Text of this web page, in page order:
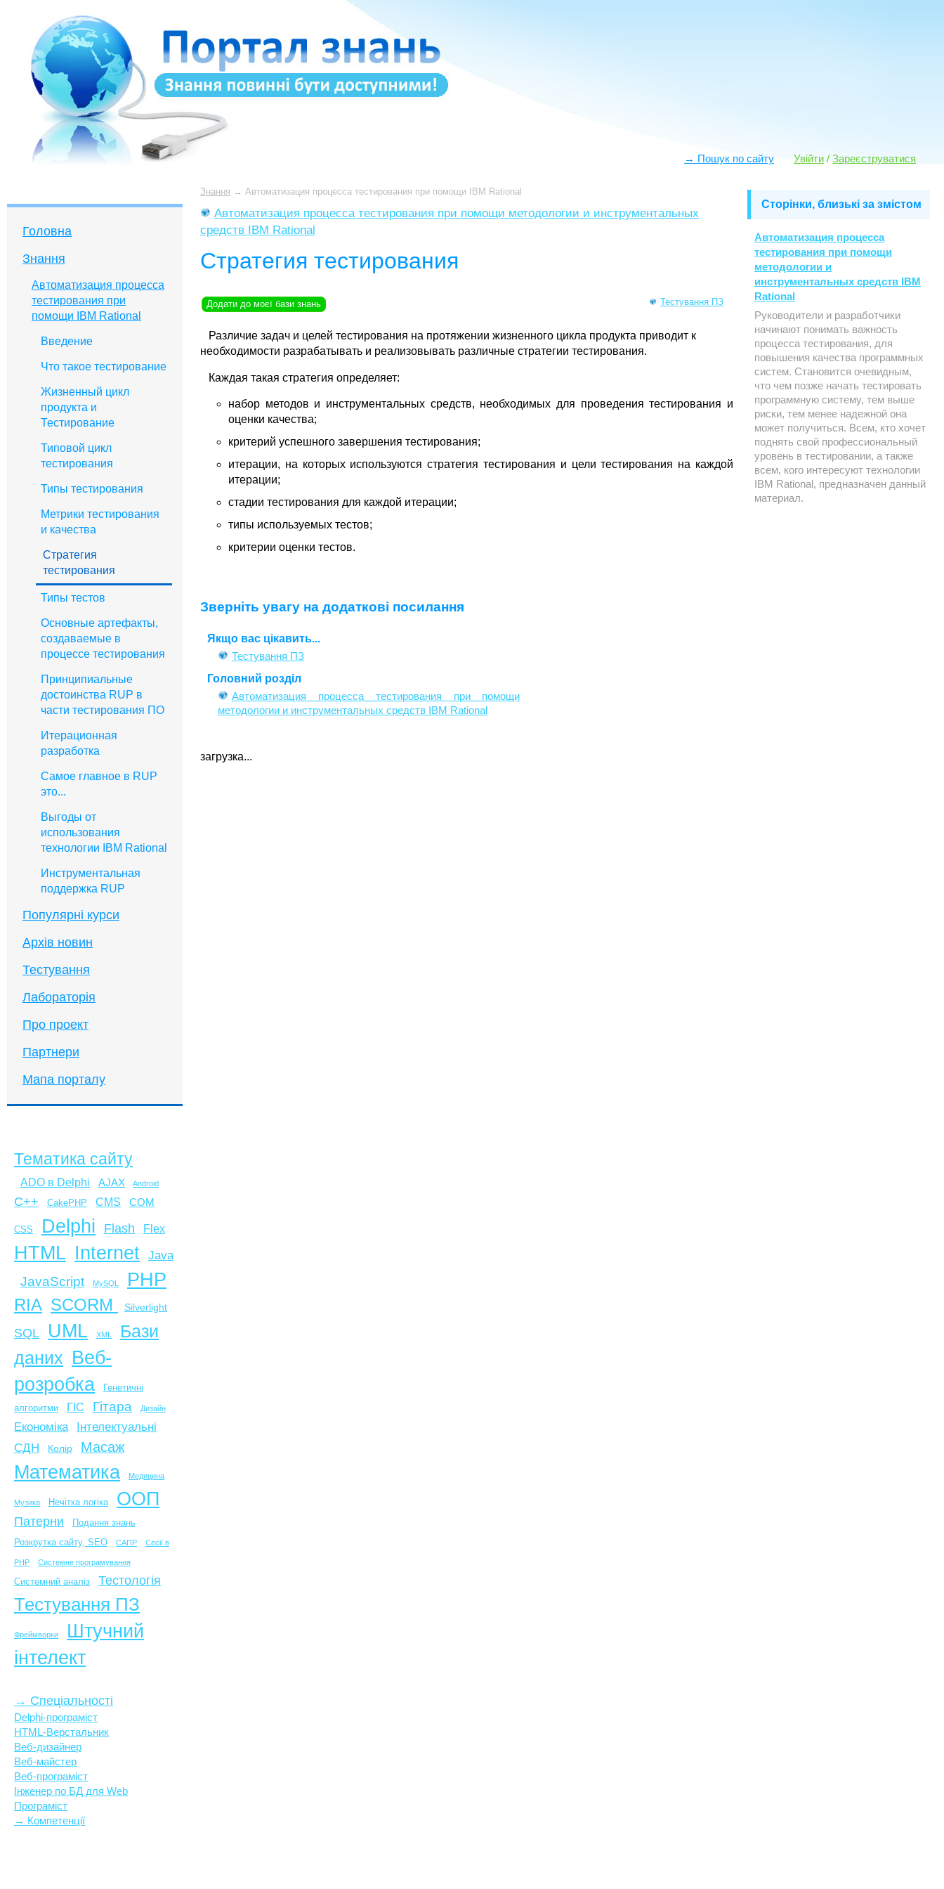
→ Пошук по сайту Увійти / Зареєструватися
Головна
Знання
Автоматизация процесса
тестирования при
помощи IBM Rational
Введение
Что такое тестирование
Жизненный цикл
продукта и
Тестирование
Типовой цикл
тестирования
Типы тестирования
Метрики тестирования
и качества
Стратегия
тестирования
Типы тестов
Основные артефакты,
создаваемые в
процессе тестирования
Принципиальные
достоинства RUP в
части тестирования ПО
Итерационная
разработка
Самое главное в RUP
это...
Выгоды от
использования
технологии IBM Rational
Инструментальная
поддержка RUP
Популярні курси
Архів новин
Тестування
Лабораторія
Про проект
Партнери
Мапа порталу
Тематика сайту
ADO в Delphi AJAX Android
C++ CakePHP CMS COM
CSS Delphi Flash Flex
HTML Internet Java
JavaScript MySQL PHP
RIA SCORM Silverlight
SQL UML XML
Бази
даних Веб-
розробка
Генетичні
алгоритми
ГІС Гітара Дизайн
Економіка
Інтелектуальні
СДН
Колір Масаж
Математика Медицина
Музика Нечітка логіка ООП
Патерни
Подання знань
Розкрутка сайту, SEO
САПР Сесії в
PHP Системне програмування
Системний аналіз Тестологія
Тестування ПЗ
Фреймворки
Штучний
інтелект
→ Спеціальності
Delphi-програміст
HTML-Верстальник
Веб-дизайнер
Веб-майстер
Веб-програміст
Інженер по БД для Web
Програміст
→ Компетенції
Знання → Автоматизация процесса тестирования при помощи IBM Rational
Автоматизация процесса тестирования при помощи методологии и инструментальных
средств IBM Rational
Стратегия тестирования
Додати до моєї бази знань Тестування ПЗ
Различие задач и целей тестирования на протяжении жизненного цикла продукта приводит к
необходимости разрабатывать и реализовывать различные стратегии тестирования.
Каждая такая стратегия определяет:
набор методов и инструментальных средств, необходимых для проведения тестирования и
оценки качества;
критерий успешного завершения тестирования;
итерации, на которых используются стратегия тестирования и цели тестирования на каждой
итерации;
стадии тестирования для каждой итерации;
типы используемых тестов;
критерии оценки тестов.
Зверніть увагу на додаткові посилання
Якщо вас цікавить...
Тестування ПЗ
Головний розділ
Автоматизация процесса тестирования при помощи
методологии и инструментальных средств IBM Rational
загрузка...
Сторінки, близькі за змістом
Автоматизация процесса
тестирования при помощи
методологии и
инструментальных средств IBM
Rational
Руководители и разработчики
начинают понимать важность
процесса тестирования, для
повышения качества программных
систем. Становится очевидным,
что чем позже начать тестировать
программную систему, тем выше
риски, тем менее надежной она
может получиться. Всем, кто хочет
поднять свой профессиональный
уровень в тестировании, а также
всем, кого интересуют технологии
IBM Rational, предназначен данный
материал.